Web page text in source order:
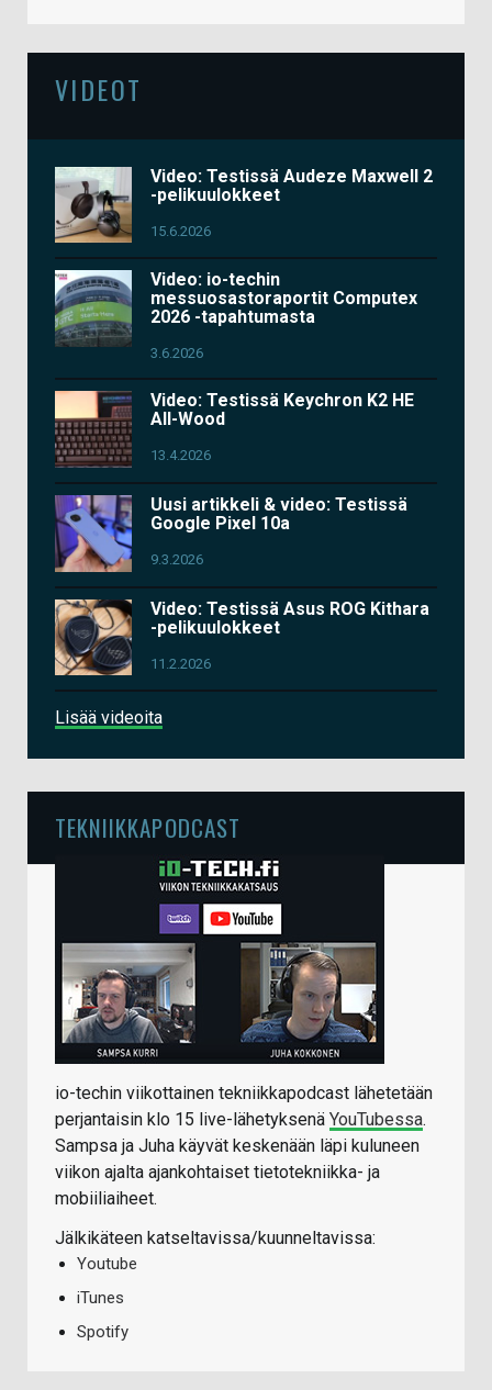
VIDEOT
Video: Testissä Audeze Maxwell 2
-pelikuulokkeet
15.6.2026
Video: io-techin
messuosastoraportit Computex
2026 -tapahtumasta
3.6.2026
Video: Testissä Keychron K2 HE
All-Wood
13.4.2026
Uusi artikkeli & video: Testissä
Google Pixel 10a
9.3.2026
Video: Testissä Asus ROG Kithara
-pelikuulokkeet
11.2.2026
Lisää videoita
TEKNIIKKAPODCAST
io-techin viikottainen tekniikkapodcast lähetetään
perjantaisin klo 15 live-lähetyksenä YouTubessa.
Sampsa ja Juha käyvät keskenään läpi kuluneen
viikon ajalta ajankohtaiset tietotekniikka- ja
mobiiliaiheet.
Jälkikäteen katseltavissa/kuunneltavissa:
Youtube
iTunes
Spotify